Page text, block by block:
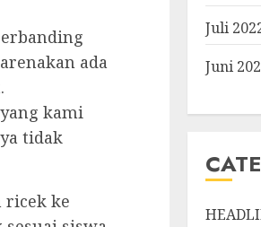
ada
kami
tidak
ricek ke
Juli
Juni